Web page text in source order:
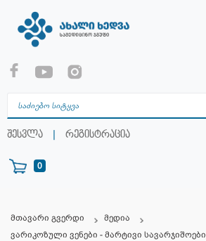
შესვლა | რეგისტრაცია
0
მთავარი გვერდი
მედია
ვარიკოზული ვენები - მარტივი სავარჯიშოები